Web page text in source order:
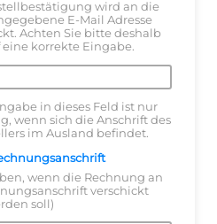
wird an die
E-Mail Adresse
Achten Sie bitte deshalb
eine korrekte Eingabe.
in dieses Feld ist nur
wenn sich die Anschrift des
im Ausland befindet.
wenn die Rechnung an
verschickt
soll)